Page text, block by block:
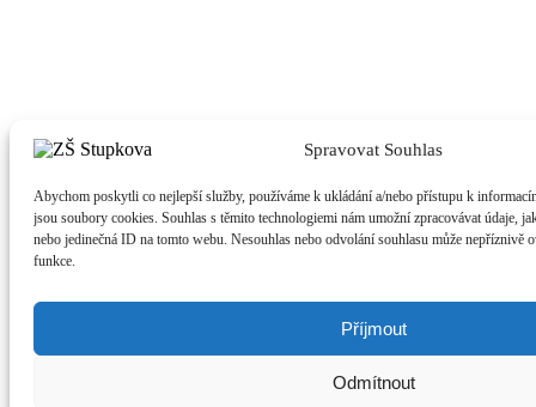
Spravovat Souhlas
Abychom poskytli co nejlepší služby, používáme k ukládání a/nebo přístupu k
jsou soubory cookies. Souhlas s těmito technologiemi nám umožní zpracovávat údaje,
nebo jedinečná ID na tomto webu. Nesouhlas nebo odvolání souhlasu může nepříznivě
funkce.
Příjmout
Odmítnout